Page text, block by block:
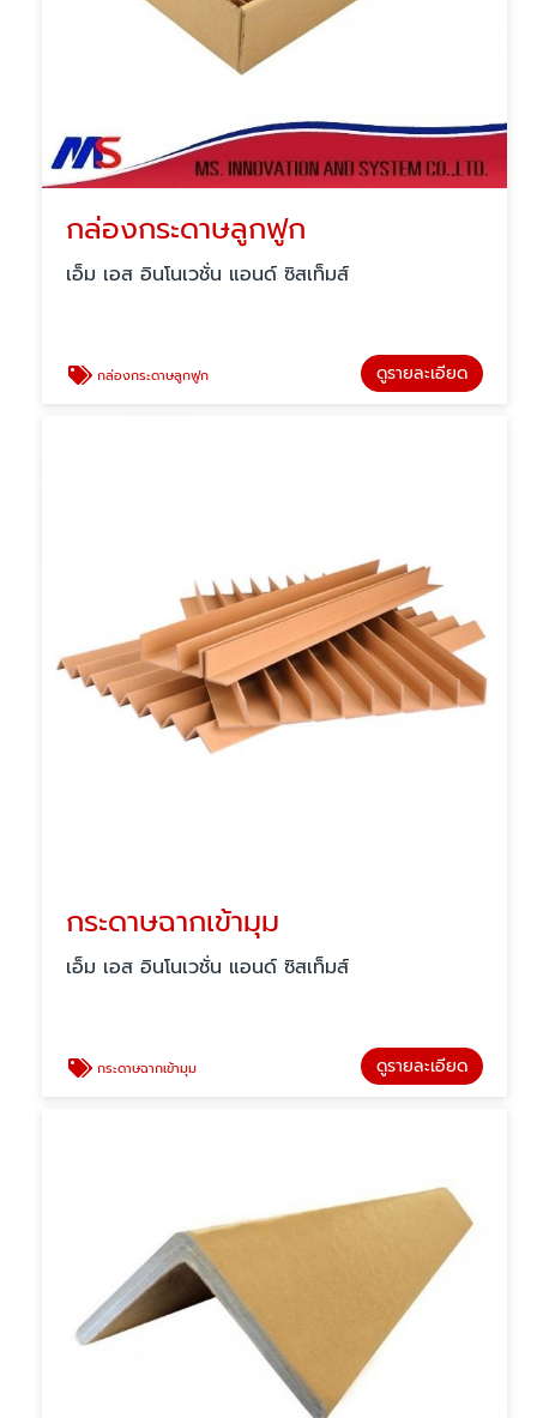
กล่องกระดาษลูกฟูก
เอ็ม เอส อินโนเวชั่น แอนด์ ซิสเท็มส์
กล่องกระดาษลูกฟูก ดูรายละเอียด
กระดาษฉากเข้ามุม
เอ็ม เอส อินโนเวชั่น แอนด์ ซิสเท็มส์
กระดาษฉากเข้ามุม ดูรายละเอียด